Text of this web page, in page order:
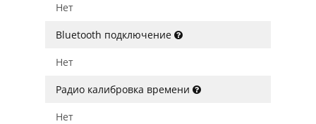
Нет
Bluetooth подключение
Нет
Радио калибровка времени
Нет